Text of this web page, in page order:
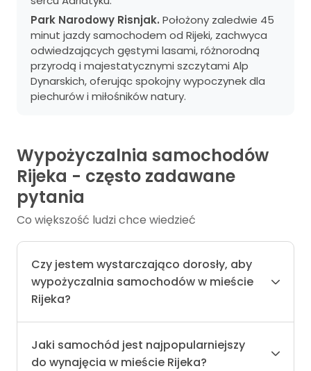
Park Narodowy Risnjak. Położony zaledwie 45
minut jazdy samochodem od Rijeki, zachwyca
odwiedzających gęstymi lasami, różnorodną
przyrodą i majestatycznymi szczytami Alp
Dynarskich, oferując spokojny wypoczynek dla
piechurów i miłośników natury.
Wypożyczalnia samochodów
Rijeka - często zadawane
pytania
Co większość ludzi chce wiedzieć
Czy jestem wystarczająco dorosły, aby
wypożyczalnia samochodów w mieście
Rijeka?
Jaki samochód jest najpopularniejszy
do wynajęcia w mieście Rijeka?